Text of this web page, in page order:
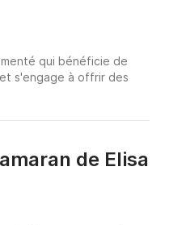
qui bénéficie de
s'engage à offrir des
de Elisa